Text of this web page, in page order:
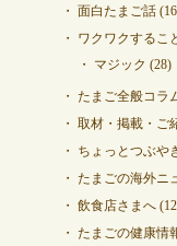
面白たまご話
ワクワクするこ
マジック (28)
たまご全般コラ
取材・掲載・ご
ちょっとつぶや
たまごの海外ニ
飲食店さまへ
たまごの健康情